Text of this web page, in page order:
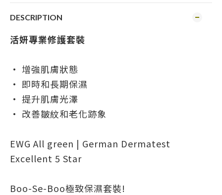
DESCRIPTION
活妍專業修護套裝
• 增強肌膚狀態
• 即時和長期保濕
• 提升肌膚光澤
• 改善皺紋和老化跡象
EWG All green | German Dermatest
Excellent 5 Star
Boo-Se-Boo極致保濕套裝!